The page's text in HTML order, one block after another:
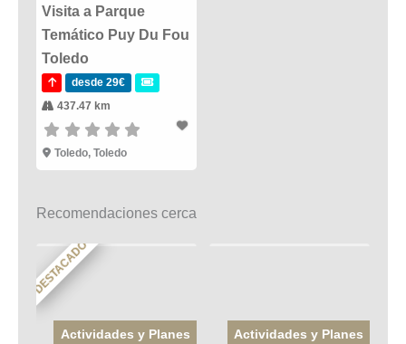
Visita a Parque
Temático Puy Du Fou
Toledo
desde 29€
437.47 km
Toledo, Toledo
Recomendaciones cerca
DESTACADO
Actividades y Planes Actividades y Planes